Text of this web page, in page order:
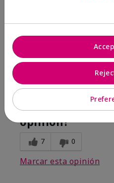
Mary Kay Products
ConclusiónSí,
¿Le ha
opinión?
7 0
Marcar esta opinión